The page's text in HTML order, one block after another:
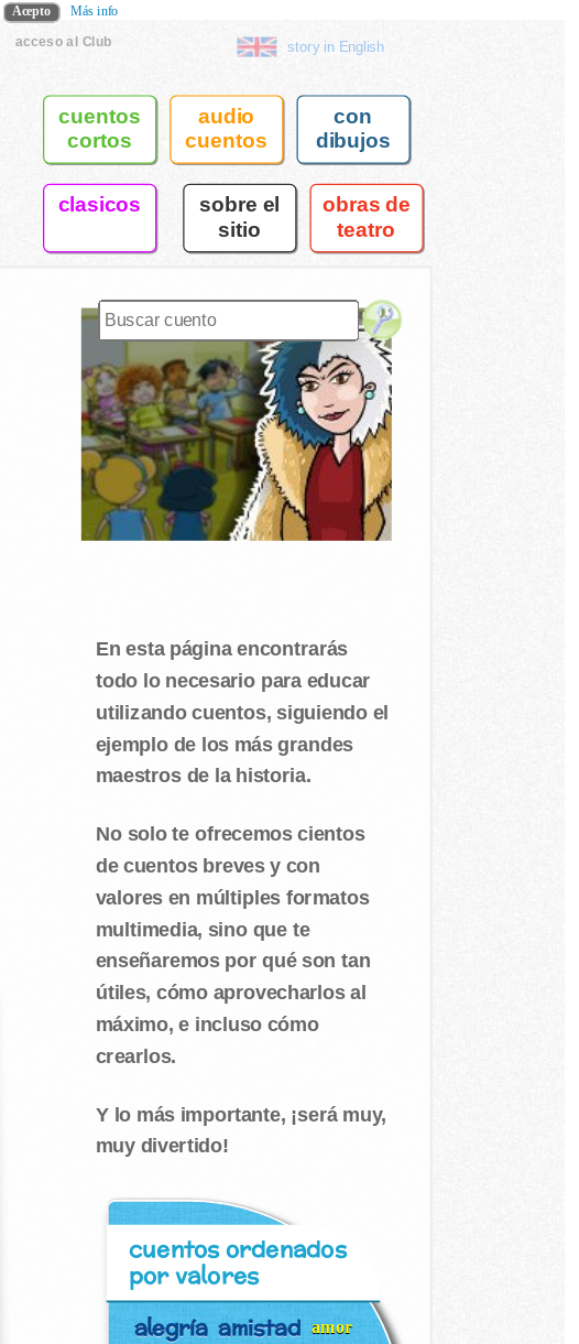
acceso al Club story in English
cuentos
cortos
audio
cuentos
con
dibujos
clasicos
sobre el
sitio
obras de
teatro
En esta página encontrarás
todo lo necesario para educar
utilizando cuentos, siguiendo el
ejemplo de los más grandes
maestros de la historia.
No solo te ofrecemos cientos
de cuentos breves y con
valores en múltiples formatos
multimedia, sino que te
enseñaremos por qué son tan
útiles, cómo aprovecharlos al
máximo, e incluso cómo
crearlos.
Y lo más importante, ¡será muy,
muy divertido!
cuentos ordenados
por valores
alegría amistad amor
Acepto Más info